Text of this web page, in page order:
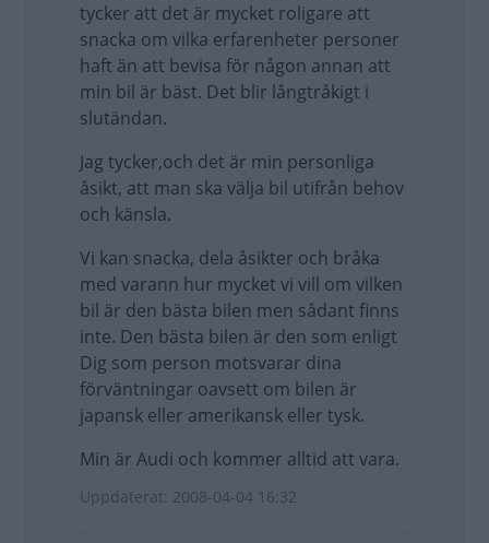
tycker att det är mycket roligare att
snacka om vilka erfarenheter personer
haft än att bevisa för någon annan att
min bil är bäst. Det blir långtråkigt i
slutändan.
Jag tycker,och det är min personliga
åsikt, att man ska välja bil utifrån behov
och känsla.
Vi kan snacka, dela åsikter och bråka
med varann hur mycket vi vill om vilken
bil är den bästa bilen men sådant finns
inte. Den bästa bilen är den som enligt
Dig som person motsvarar dina
förväntningar oavsett om bilen är
japansk eller amerikansk eller tysk.
Min är Audi och kommer alltid att vara.
Uppdaterat: 2008-04-04 16:32